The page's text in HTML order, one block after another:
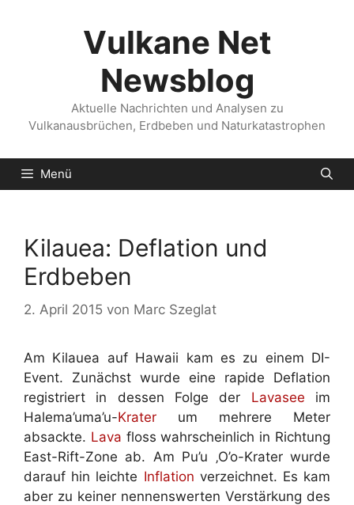
Vulkane Net
Newsblog
Aktuelle Nachrichten und Analysen zu
Vulkanausbrüchen, Erdbeben und Naturkatastrophen
Menü
Kilauea: Deflation und
Erdbeben
2. April 2015 von Marc Szeglat
Am Kilauea auf Hawaii kam es zu einem DI-
Event. Zunächst wurde eine rapide Deflation
registriert in dessen Folge der Lavasee im
Halema’uma’u-Krater um mehrere Meter
absackte. Lava floss wahrscheinlich in Richtung
East-Rift-Zone ab. Am Pu’u ‚O’o-Krater wurde
darauf hin leichte Inflation verzeichnet. Es kam
aber zu keiner nennenswerten Verstärkung des